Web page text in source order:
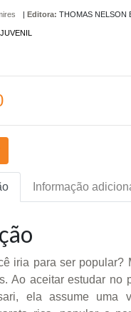
| Editora: THOMAS NELSON
Informação
iria para ser popular?
Ao aceitar estudar no
ela assume uma